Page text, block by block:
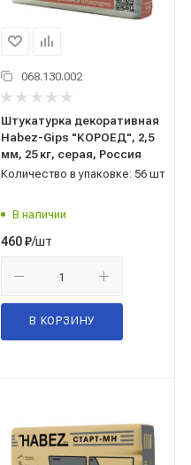
068.130.002
Штукатурка декоративная
Habez-Gips "КОРОЕД", 2,5
мм, 25 кг, серая, Россия
Количество в упаковке: 56 шт
В наличии
460₽/шт
В КОРЗИНУ